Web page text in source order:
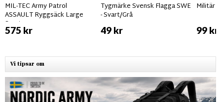
MIL-TEC Army Patrol
ASSAULT Ryggsäck Large
Svart
575 kr
Tygmärke Svensk Flagga SWE
- Svart/Grå
49 kr
Militär
99 kr
Vi tipsar om